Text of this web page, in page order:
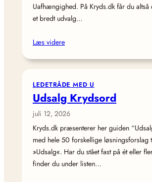
Uafhængighed. På Kryds.dk får du altså
et bredt udvalg…
Læs videre
LEDETRÅDE MED U
Udsalg Krydsord
juli 12, 2026
Kryds.dk præsenterer her guiden
med hele 50 forskellige løsningsforslag
»Udsalg«. Har du stået fast på ét eller
finder du under listen…